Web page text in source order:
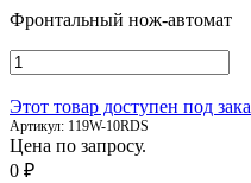
Фронтальный нож-автомат
Этот товар доступен под
Артикул: 119W-10RDS
Цена по запросу.
0 ₽